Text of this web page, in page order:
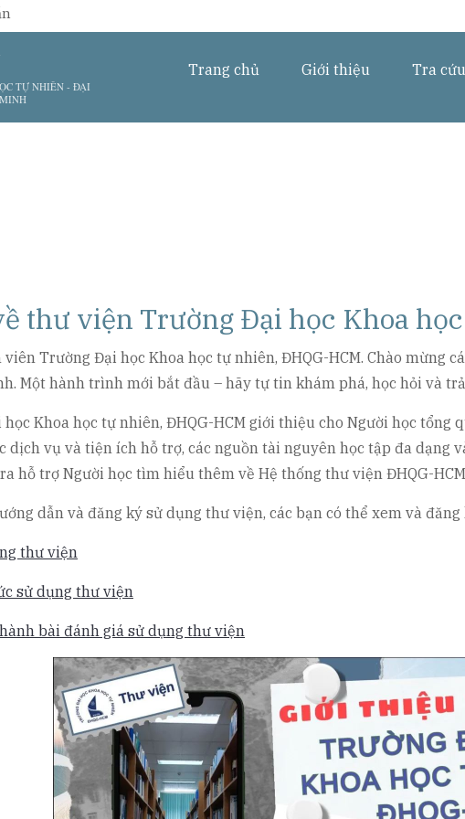
TỰ NHIÊN - ĐẠI
Trang chủ Giới thiệu Tra
thư viện Trường Đại học Khoa
viên Trường Đại học Khoa học tự nhiên, ĐHQG-HCM. Chào mừng
Một hành trình mới bắt đầu – hãy tự tin khám phá, học hỏi và
Khoa học tự nhiên, ĐHQG-HCM giới thiệu cho Người học
dịch vụ và tiện ích hỗ trợ, các nguồn tài nguyên học tập đa dạng
hỗ trợ Người học tìm hiểu thêm về Hệ thống thư viện ĐHQG-
dẫn và đăng ký sử dụng thư viện, các bạn có thể xem và đăng
thư viện
sử dụng thư viện
bài đánh giá sử dụng thư viện